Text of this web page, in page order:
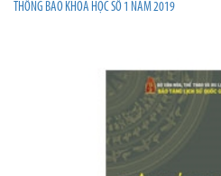
THÔNG BÁO KHOA HỌC SỐ 1 NĂM 2019